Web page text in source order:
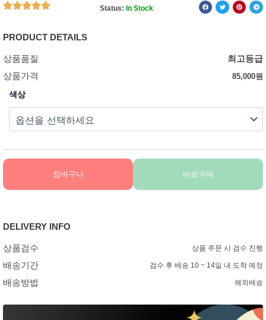
Status: In Stock
PRODUCT DETAILS
상품품질
최고등급
상품가격
85,000원
색상
장바구니 바로구매
DELIVERY INFO
상품검수 상품 주문 시 검수 진행
배송기간 검수 후 배송 10 ~ 14일 내 도착 예정
배송방법 해외배송